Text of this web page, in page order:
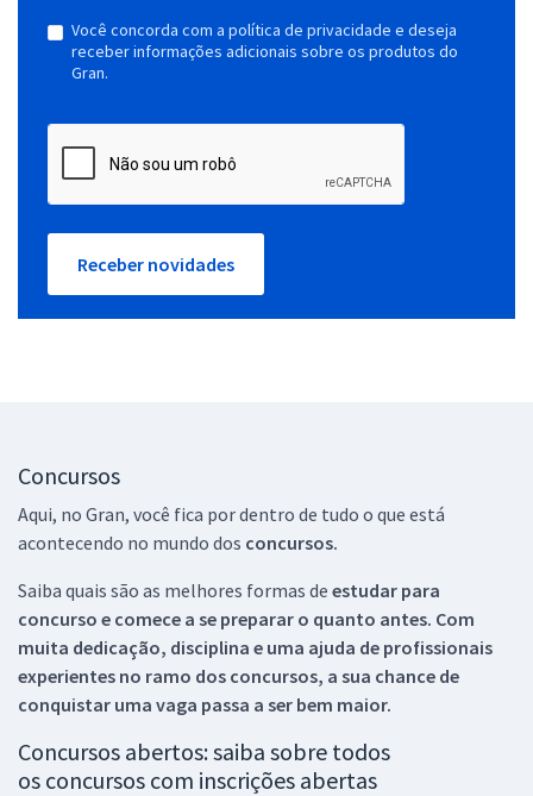
Você concorda com a política de privacidade e deseja
receber informações adicionais sobre os produtos do
Gran.
Receber novidades
Concursos
Aqui, no Gran, você fica por dentro de tudo o que está
acontecendo no mundo dos concursos.
Saiba quais são as melhores formas de estudar para
concurso e comece a se preparar o quanto antes. Com
muita dedicação, disciplina e uma ajuda de profissionais
experientes no ramo dos concursos, a sua chance de
conquistar uma vaga passa a ser bem maior.
Concursos abertos: saiba sobre todos
os concursos com inscrições abertas